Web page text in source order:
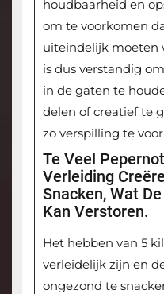
houdbaarheid en
om te voorkomen
uiteindelijk moeten
is dus verstandig
in de gaten te
delen of creatief te
zo verspilling te
Te Veel
Verleiding
Snacken, Wat
Kan Verstoren.
Het hebben van 5
verleidelijk zijn en
ongezond te